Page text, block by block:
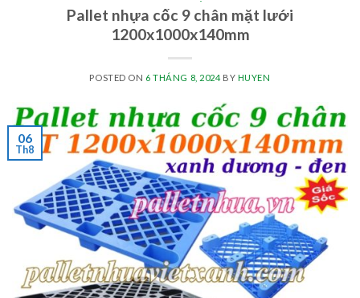
Pallet nhựa cốc 9 chân mặt lưới
1200x1000x140mm
POSTED ON 6 THÁNG 8, 2024BY HUYEN
06
Th8